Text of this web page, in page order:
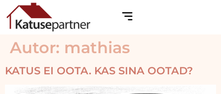
Autor: mathias
KATUS EI OOTA. KAS SINA OOTAD?